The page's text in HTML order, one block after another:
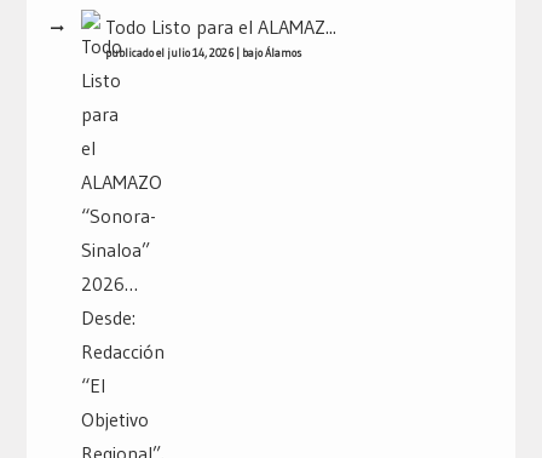
Todo Listo para el ALAMAZ...
publicado el julio 14, 2026| bajoÁlamos